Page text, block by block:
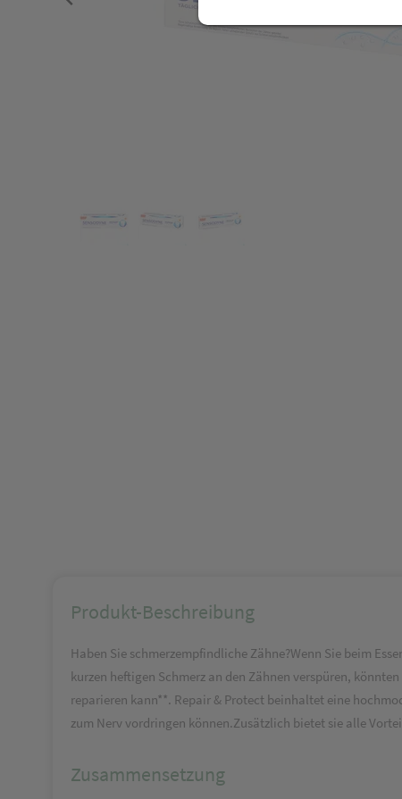
Produkt-Beschreibung
Haben Sie schmerzempfindliche Zähne?Wenn Sie beim
kurzen heftigen Schmerz an den Zähnen verspüren,
reparieren kann**. Repair & Protect beinhaltet eine
zum Nerv vordringen können.Zusätzlich bietet sie alle
Zusammensetzung